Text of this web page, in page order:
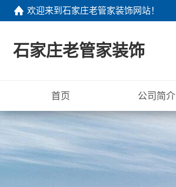
欢迎来到 石家庄老管家装饰网站！
石家庄老管家装饰
首页 公司简介